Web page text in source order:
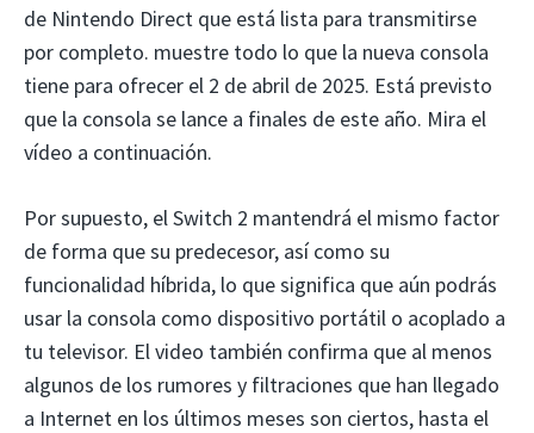
de Nintendo Direct que está lista para transmitirse
por completo. muestre todo lo que la nueva consola
tiene para ofrecer el 2 de abril de 2025. Está previsto
que la consola se lance a finales de este año. Mira el
vídeo a continuación.
Por supuesto, el Switch 2 mantendrá el mismo factor
de forma que su predecesor, así como su
funcionalidad híbrida, lo que significa que aún podrás
usar la consola como dispositivo portátil o acoplado a
tu televisor. El video también confirma que al menos
algunos de los rumores y filtraciones que han llegado
a Internet en los últimos meses son ciertos, hasta el